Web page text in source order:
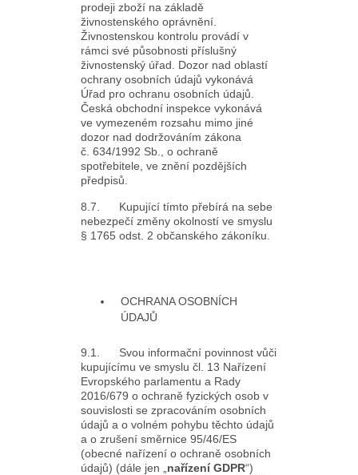
prodeji zboží na základě
živnostenského oprávnění.
Živnostenskou kontrolu provádí v
rámci své působnosti příslušný
živnostenský úřad. Dozor nad oblastí
ochrany osobních údajů vykonává
Úřad pro ochranu osobních údajů.
Česká obchodní inspekce vykonává
ve vymezeném rozsahu mimo jiné
dozor nad dodržováním zákona
č. 634/1992 Sb., o ochraně
spotřebitele, ve znění pozdějších
předpisů.
8.7. Kupující tímto přebírá na sebe
nebezpečí změny okolností ve smyslu
§ 1765 odst. 2 občanského zákoníku.
OCHRANA OSOBNÍCH
ÚDAJŮ
9.1. Svou informační povinnost vůči
kupujícímu ve smyslu čl. 13 Nařízení
Evropského parlamentu a Rady
2016/679 o ochraně fyzických osob v
souvislosti se zpracováním osobních
údajů a o volném pohybu těchto údajů
a o zrušení směrnice 95/46/ES
(obecné nařízení o ochraně osobních
údajů) (dále jen „ nařízení GDPR“)